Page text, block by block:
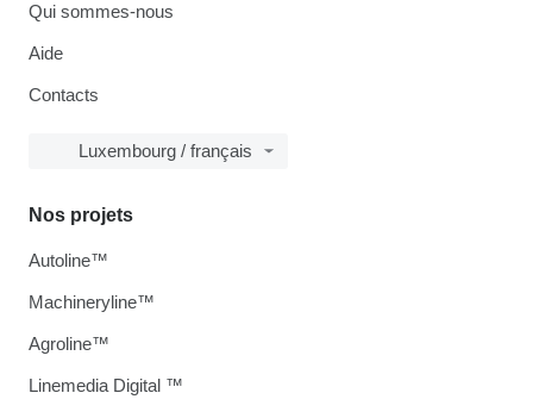
Qui sommes-nous
Aide
Contacts
Luxembourg / français
Nos projets
Autoline™
Machineryline™
Agroline™
Linemedia Digital ™